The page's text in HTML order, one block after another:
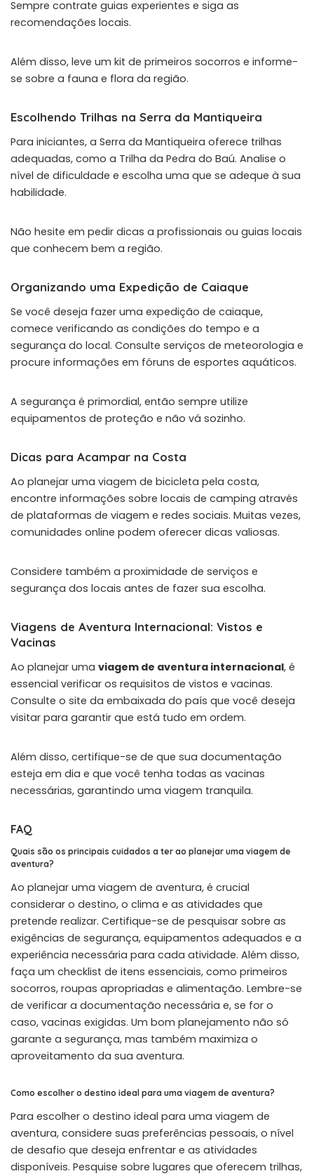
Sempre contrate guias experientes e siga as
recomendações locais.
Além disso, leve um kit de primeiros socorros e informe-
se sobre a fauna e flora da região.
Escolhendo Trilhas na Serra da Mantiqueira
Para iniciantes, a Serra da Mantiqueira oferece trilhas
adequadas, como a Trilha da Pedra do Baú. Analise o
nível de dificuldade e escolha uma que se adeque à sua
habilidade.
Não hesite em pedir dicas a profissionais ou guias locais
que conhecem bem a região.
Organizando uma Expedição de Caiaque
Se você deseja fazer uma expedição de caiaque,
comece verificando as condições do tempo e a
segurança do local. Consulte serviços de meteorologia e
procure informações em fóruns de esportes aquáticos.
A segurança é primordial, então sempre utilize
equipamentos de proteção e não vá sozinho.
Dicas para Acampar na Costa
Ao planejar uma viagem de bicicleta pela costa,
encontre informações sobre locais de camping através
de plataformas de viagem e redes sociais. Muitas vezes,
comunidades online podem oferecer dicas valiosas.
Considere também a proximidade de serviços e
segurança dos locais antes de fazer sua escolha.
Viagens de Aventura Internacional: Vistos e
Vacinas
Ao planejar uma viagem de aventura internacional, é
essencial verificar os requisitos de vistos e vacinas.
Consulte o site da embaixada do país que você deseja
visitar para garantir que está tudo em ordem.
Além disso, certifique-se de que sua documentação
esteja em dia e que você tenha todas as vacinas
necessárias, garantindo uma viagem tranquila.
FAQ
Quais são os principais cuidados a ter ao planejar uma viagem de
aventura?
Ao planejar uma viagem de aventura, é crucial
considerar o destino, o clima e as atividades que
pretende realizar. Certifique-se de pesquisar sobre as
exigências de segurança, equipamentos adequados e a
experiência necessária para cada atividade. Além disso,
faça um checklist de itens essenciais, como primeiros
socorros, roupas apropriadas e alimentação. Lembre-se
de verificar a documentação necessária e, se for o
caso, vacinas exigidas. Um bom planejamento não só
garante a segurança, mas também maximiza o
aproveitamento da sua aventura.
Como escolher o destino ideal para uma viagem de aventura?
Para escolher o destino ideal para uma viagem de
aventura, considere suas preferências pessoais, o nível
de desafio que deseja enfrentar e as atividades
disponíveis. Pesquise sobre lugares que oferecem trilhas,